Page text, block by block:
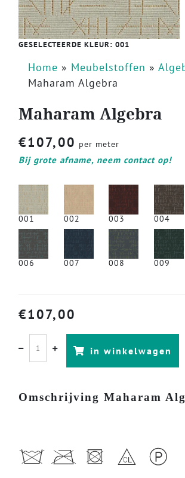
GESELECTEERDE KLEUR: 001
Home » Meubelstoffen »
Maharam Algebra
Maharam Algebra
€107,00 per meter
Bij grote afname, neem contact op!
001 002 003 004
006 007 008 009
€107,00
in winkelwagen
Omschrijving Maharam